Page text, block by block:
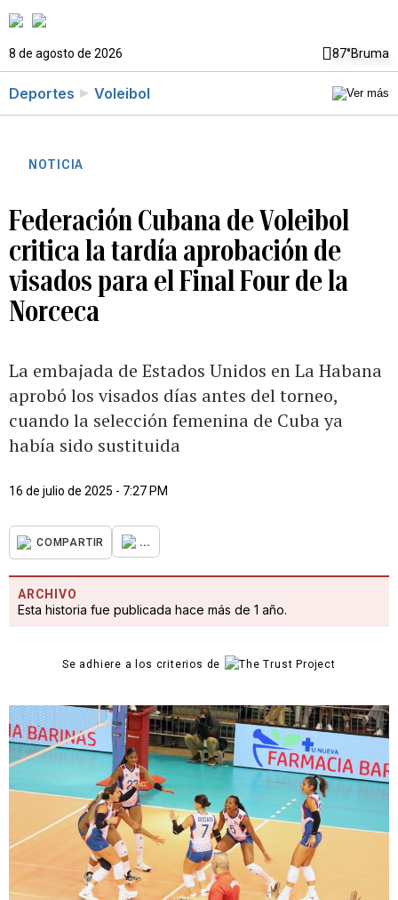
8 de agosto de 2026 87°Bruma
Deportes Voleibol
NOTICIA
Federación Cubana de Voleibol
critica la tardía aprobación de
visados para el Final Four de la
Norceca
La embajada de Estados Unidos en La Habana
aprobó los visados días antes del torneo,
cuando la selección femenina de Cuba ya
había sido sustituida
16 de julio de 2025 - 7:27 PM
COMPARTIR ...
ARCHIVO
Esta historia fue publicada hace más de 1 año.
Se adhiere a los criterios de